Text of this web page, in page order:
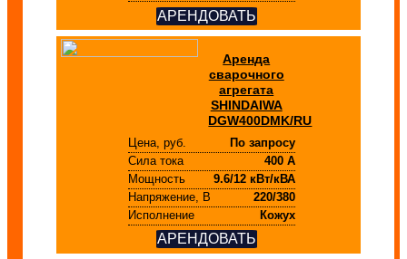
АРЕНДОВАТЬ
Аренда
сварочного
агрегата
SHINDAIWA
DGW400DMK/RU
Цена, руб.
По запросу
Сила тока
400 А
Мощность
9.6/12 кВт/кВА
Напряжение, В
220/380
Исполнение
Кожух
АРЕНДОВАТЬ